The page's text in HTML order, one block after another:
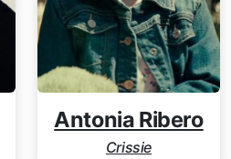
Antonia Ribero
Crissie